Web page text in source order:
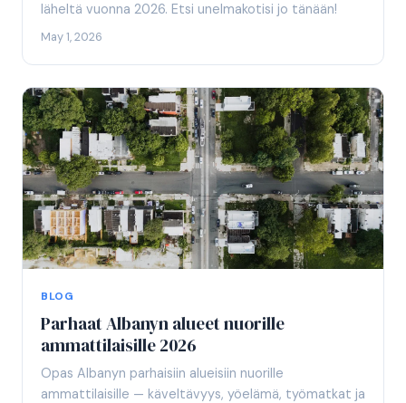
läheltä vuonna 2026. Etsi unelmakotisi jo tänään!
May 1, 2026
BLOG
Parhaat Albanyn alueet nuorille
ammattilaisille 2026
Opas Albanyn parhaisiin alueisiin nuorille
ammattilaisille — käveltävyys, yöelämä, työmatkat ja